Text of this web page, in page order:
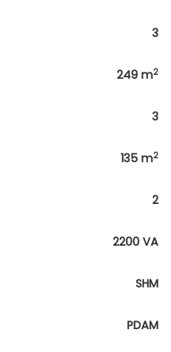
3
249 m2
3
135 m2
2
2200 VA
SHM
PDAM